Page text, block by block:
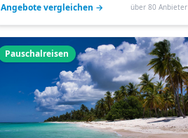
Angebote vergleichen → über 80 Anbieter
Pauschalreisen